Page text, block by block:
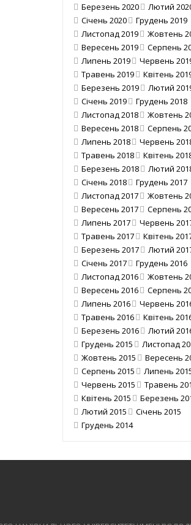
Березень 2020
Лютий
Січень 2020
Грудень 2019
Листопад 2019
Жовтень
Вересень 2019
Серпень
Липень 2019
Червень
Травень 2019
Квітень
Березень 2019
Лютий
Січень 2019
Грудень 2018
Листопад 2018
Жовтень
Вересень 2018
Серпень
Липень 2018
Червень
Травень 2018
Квітень
Березень 2018
Лютий
Січень 2018
Грудень 2017
Листопад 2017
Жовтень
Вересень 2017
Серпень
Липень 2017
Червень
Травень 2017
Квітень
Березень 2017
Лютий
Січень 2017
Грудень 2016
Листопад 2016
Жовтень
Вересень 2016
Серпень
Липень 2016
Червень
Травень 2016
Квітень
Березень 2016
Лютий
Грудень 2015
Листопад
Жовтень 2015
Вересень
Серпень 2015
Липень
Червень 2015
Травень
Квітень 2015
Березень
Лютий 2015
Січень 2015
Грудень 2014